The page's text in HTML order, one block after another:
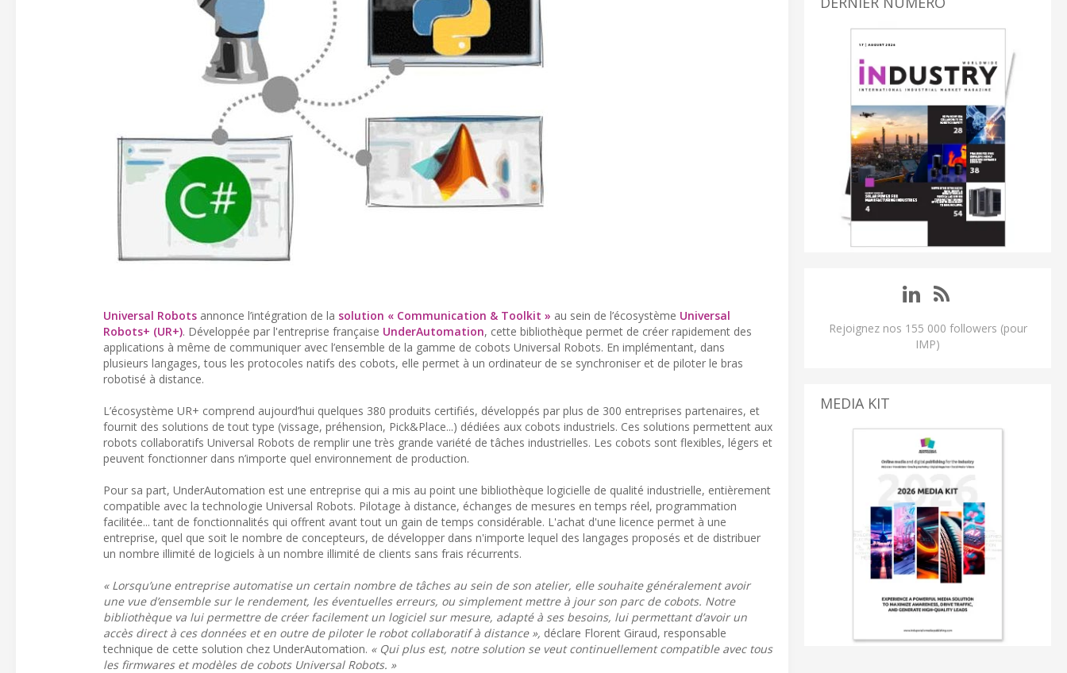
Universal Robots annonce l’intégration de la solution « Communication & Toolkit » au sein de l’écosystème Universal
Robots+ (UR+). Développée par l'entreprise française UnderAutomation, cette bibliothèque permet de créer rapidement des
applications à même de communiquer avec l’ensemble de la gamme de cobots Universal Robots. En implémentant, dans
plusieurs langages, tous les protocoles natifs des cobots, elle permet à un ordinateur de se synchroniser et de piloter le bras
robotisé à distance.
L’écosystème UR+ comprend aujourd’hui quelques 380 produits certifiés, développés par plus de 300 entreprises partenaires, et
fournit des solutions de tout type (vissage, préhension, Pick&Place...) dédiées aux cobots industriels. Ces solutions permettent aux
robots collaboratifs Universal Robots de remplir une très grande variété de tâches industrielles. Les cobots sont flexibles, légers et
peuvent fonctionner dans n’importe quel environnement de production.
Pour sa part, UnderAutomation est une entreprise qui a mis au point une bibliothèque logicielle de qualité industrielle, entièrement
compatible avec la technologie Universal Robots. Pilotage à distance, échanges de mesures en temps réel, programmation
facilitée... tant de fonctionnalités qui offrent avant tout un gain de temps considérable. L'achat d'une licence permet à une
entreprise, quel que soit le nombre de concepteurs, de développer dans n'importe lequel des langages proposés et de distribuer
un nombre illimité de logiciels à un nombre illimité de clients sans frais récurrents.
« Lorsqu’une entreprise automatise un certain nombre de tâches au sein de son atelier, elle souhaite généralement avoir
une vue d’ensemble sur le rendement, les éventuelles erreurs, ou simplement mettre à jour son parc de cobots. Notre
bibliothèque va lui permettre de créer facilement un logiciel sur mesure, adapté à ses besoins, lui permettant d’avoir un
accès direct à ces données et en outre de piloter le robot collaboratif à distance », déclare Florent Giraud, responsable
technique de cette solution chez UnderAutomation. « Qui plus est, notre solution se veut continuellement compatible avec tous
les firmwares et modèles de cobots Universal Robots. »
Rejoignez nos 155 000 followers (pour
IMP)
MEDIA KIT